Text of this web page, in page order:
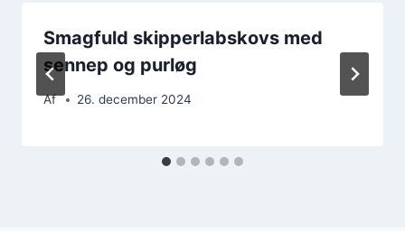
Smagfuld skipperlabskovs med
sennep og purløg
Af 26. december 2024